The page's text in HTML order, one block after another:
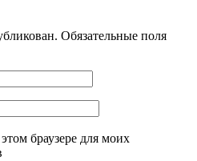
Обязательные поля
браузере для моих